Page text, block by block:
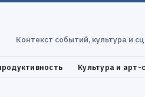
Контекст событий, культура и
Культура и арт-